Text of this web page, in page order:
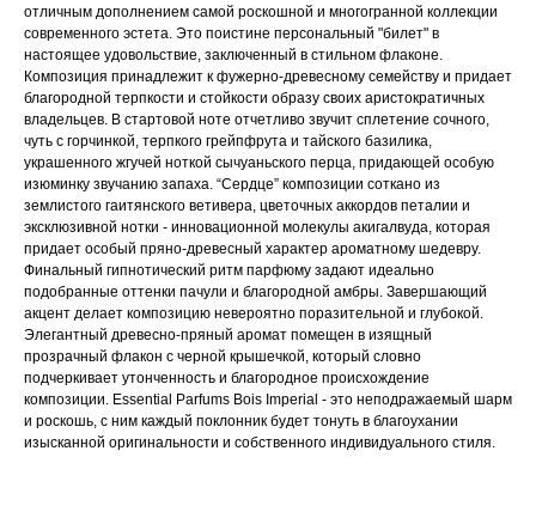
отличным дополнением самой роскошной и многогранной коллекции
современного эстета. Это поистине персональный "билет" в
настоящее удовольствие, заключенный в стильном флаконе.
Композиция принадлежит к фужерно-древесному семейству и придает
благородной терпкости и стойкости образу своих аристократичных
владельцев. В стартовой ноте отчетливо звучит сплетение сочного,
чуть с горчинкой, терпкого грейпфрута и тайского базилика,
украшенного жгучей ноткой сычуаньского перца, придающей особую
изюминку звучанию запаха. “Сердце” композиции соткано из
землистого гаитянского ветивера, цветочных аккордов петалии и
эксклюзивной нотки - инновационной молекулы акигалвуда, которая
придает особый пряно-древесный характер ароматному шедевру.
Финальный гипнотический ритм парфюму задают идеально
подобранные оттенки пачули и благородной амбры. Завершающий
акцент делает композицию невероятно поразительной и глубокой.
Элегантный древесно-пряный аромат помещен в изящный
прозрачный флакон с черной крышечкой, который словно
подчеркивает утонченность и благородное происхождение
композиции. Essential Parfums Bois Imperial - это неподражаемый шарм
и роскошь, с ним каждый поклонник будет тонуть в благоухании
изысканной оригинальности и собственного индивидуального стиля.